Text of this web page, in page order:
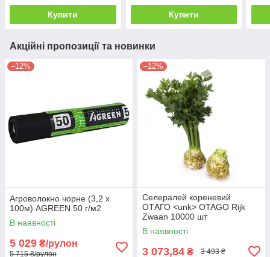
Купити Купити
Акційні пропозиції та новинки
–12%
Агроволокно чорне (3,2 х
100м) AGREEN 50 г/м2
В наявності
5 029 ₴/рулон
5 715 ₴/рулон
–12%
Селералей кореневий
ОТАГО <unk> OTAGO Rijk
Zwaan 10000 шт
В наявності
3 073,84 ₴ 3 493 ₴